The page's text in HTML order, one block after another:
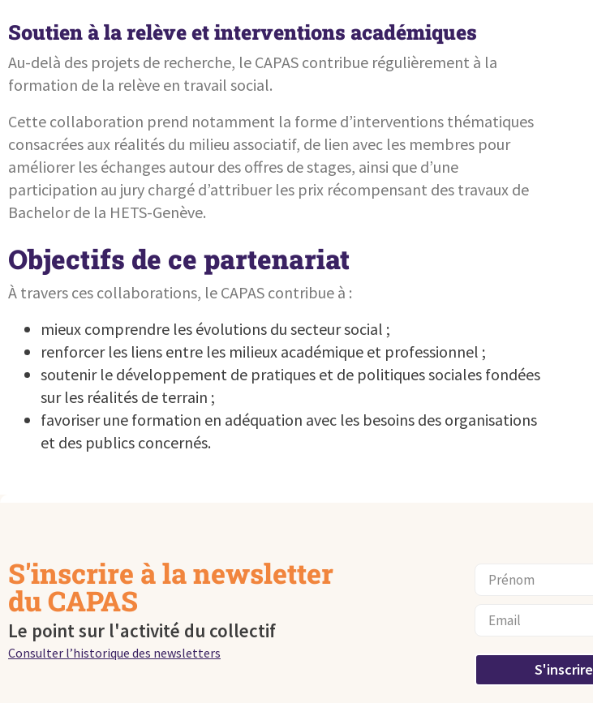
Soutien à la relève et interventions académiques
Au-delà des projets de recherche, le CAPAS contribue régulièrement à la
formation de la relève en travail social.
Cette collaboration prend notamment la forme d’interventions thématiques
consacrées aux réalités du milieu associatif, de lien avec les membres pour
améliorer les échanges autour des offres de stages, ainsi que d’une
participation au jury chargé d’attribuer les prix récompensant des travaux de
Bachelor de la HETS-Genève.
Objectifs de ce partenariat
À travers ces collaborations, le CAPAS contribue à :
mieux comprendre les évolutions du secteur social ;
renforcer les liens entre les milieux académique et professionnel ;
soutenir le développement de pratiques et de politiques sociales fondées
sur les réalités de terrain ;
favoriser une formation en adéquation avec les besoins des organisations
et des publics concernés.
S'inscrire à la newsletter
du CAPAS
Le point sur l'activité du collectif
Consulter l’historique des newsletters
S'inscrire